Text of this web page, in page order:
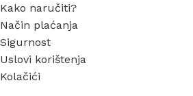
Kako naručiti?
Način plaćanja
Sigurnost
Uslovi korištenja
Kolačići